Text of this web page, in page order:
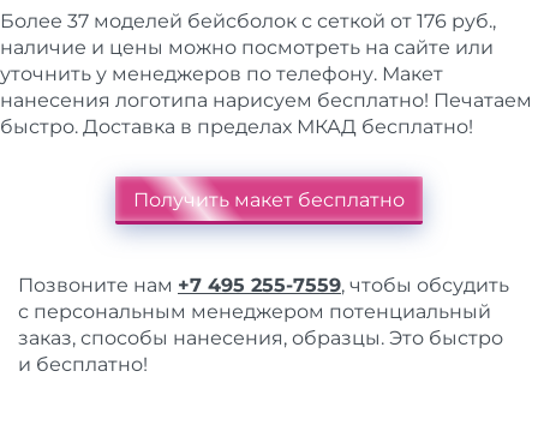
Более 37 моделей бейсболок с сеткой от 176 руб.,
наличие и цены можно посмотреть на сайте или
уточнить у менеджеров по телефону. Макет
нанесения логотипа нарисуем бесплатно! Печатаем
быстро. Доставка в пределах МКАД бесплатно!
Получить макет бесплатно
Позвоните нам +7 495 255-7559, чтобы обсудить
с персональным менеджером потенциальный
заказ, способы нанесения, образцы. Это быстро
и бесплатно!